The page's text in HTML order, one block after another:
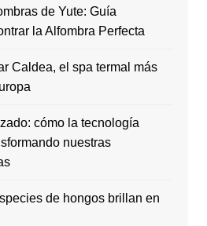
de Yute: Guía
la Alfombra Perfecta
Caldea, el spa termal más
cómo la tecnología
nuestras
de hongos brillan en